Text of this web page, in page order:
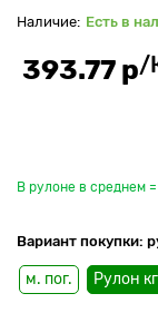
Есть в
393.77 р/
В рулоне в среднем
Вариант покупки:
м. пог. Рулон кг